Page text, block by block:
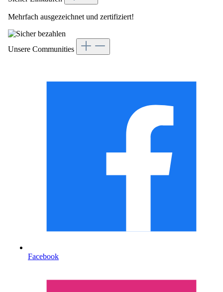
Mehrfach ausgezeichnet und zertifiziert!
Unsere Communities
Facebook